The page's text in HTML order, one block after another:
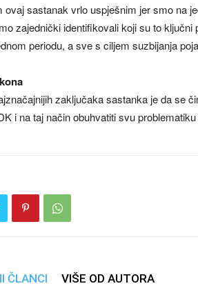
ovaj sastanak vrlo uspješnim jer smo na
zajednički identifikovali koji su to
periodu, a sve s ciljem suzbijanja
zaključaka sastanka je da se
i na taj način obuhvatiti svu
ČLANCI VIŠE OD AUTORA